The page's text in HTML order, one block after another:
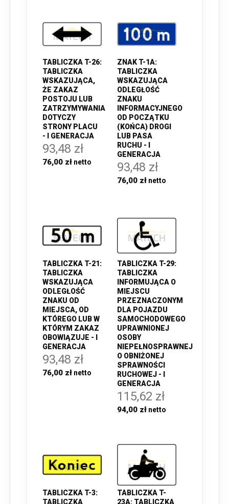
TABLICZKA T-26:
TABLICZKA
WSKAZUJĄCA,
ŻE ZAKAZ
POSTOJU LUB
ZATRZYMYWANIA
DOTYCZY
STRONY PLACU
- I GENERACJA
93,48 zł
76,00 zł
ZNAK T-1A:
TABLICZKA
WSKAZUJĄCA
ODLEGŁOŚĆ
ZNAKU
INFORMACYJNEGO
OD POCZĄTKU
(KOŃCA) DROGI
LUB PASA
RUCHU - I
GENERACJA
93,48 zł
76,00 zł
TABLICZKA T-21:
TABLICZKA
WSKAZUJĄCA
ODLEGŁOŚĆ
ZNAKU OD
MIEJSCA, OD
KTÓREGO LUB W
KTÓRYM ZAKAZ
OBOWIĄZUJE - I
GENERACJA
93,48 zł
76,00 zł
TABLICZKA T-29:
TABLICZKA
INFORMUJĄCA O
MIEJSCU
PRZEZNACZONYM
DLA POJAZDU
SAMOCHODOWEGO
UPRAWNIONEJ
OSOBY
NIEPEŁNOSPRAWNEJ
O OBNIŻONEJ
SPRAWNOŚCI
RUCHOWEJ - I
GENERACJA
115,62 zł
94,00 zł
TABLICZKA T-3:
TABLICZKA
TABLICZKA T-
23A: TABLICZKA